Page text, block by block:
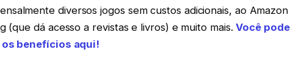
diversos jogos sem custos adicionais, ao Amazon
(que dá acesso a revistas e livros) e muito mais.Você pode
benefícios aqui!